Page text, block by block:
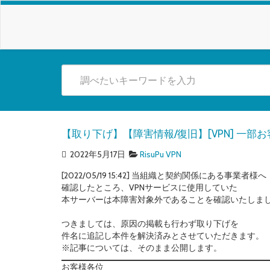
【取り下げ】【障害情報/復旧】[VPN] 一部
2022年5月17日
RisuPu VPN
[2022/05/19 15:42] 当組織と契約関係にある事業者様へ
確認したところ、VPNサービスに使用していた
本サーバーは本障害対象外であることを確認いたしま
つきましては、原因の掲載も行わず取り下げを
件名に追記し本件を解決済みとさせていただきます。
※記事については、そのまま公開します。
お客様各位